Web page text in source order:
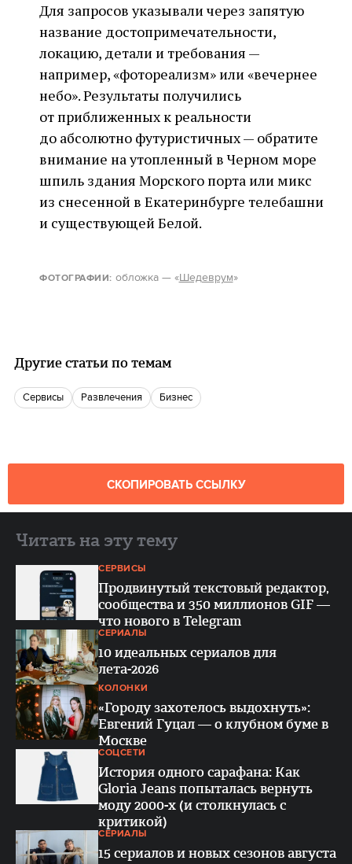
Для запросов указывали через запятую
название достопримечательности,
локацию, детали и требования —
например, «фотореализм» или «вечернее
небо». Результаты получились
от приближенных к реальности
до абсолютно футуристичных — обратите
внимание на утопленный в Черном море
шпиль здания Морского порта или микс
из снесенной в Екатеринбурге телебашни
и существующей Белой.
ФОТОГРАФИИ: обложка — «Шедеврум»
Другие статьи по темам
Сервисы Развлечения бизнес
СКОПИРОВАТЬ ССЫЛКУ
Читать на эту тему
СЕРВИСЫ
Продвинутый текстовый редактор,
сообщества и 350 миллионов GIF —
что нового в Telegram
СЕРИАЛЫ
10 идеальных сериалов для
лета-2026
КОЛОНКИ
«Городу захотелось выдохнуть»:
Евгений Гуцал — о клубном буме в
Москве
СОЦСЕТИ
История одного сарафана: Как
Gloria Jeans попыталась вернуть
моду 2000-х (и столкнулась с
критикой)
СЕРИАЛЫ
15 сериалов и новых сезонов августа